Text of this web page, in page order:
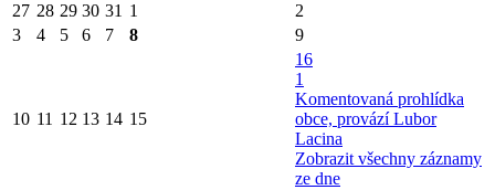
27 28 29 30 31 1
2
3
4 5 6 7 8 9
10 11 12 13 14 15
16
1
Komentovaná prohlídka
obce, provází Lubor
Lacina
Zobrazit všechny záznamy
ze dne